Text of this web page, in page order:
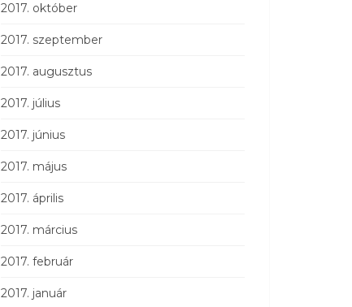
2017. október
2017. szeptember
2017. augusztus
2017. július
2017. június
2017. május
2017. április
2017. március
2017. február
2017. január